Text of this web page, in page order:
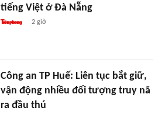
tiếng Việt ở Đà Nẵng
2 giờ
Công an TP Huế: Liên tục bắt giữ,
vận động nhiều đối tượng truy nã
ra đầu thú